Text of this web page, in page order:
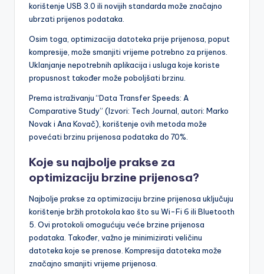
korištenje USB 3.0 ili novijih standarda može značajno
ubrzati prijenos podataka.
Osim toga, optimizacija datoteka prije prijenosa, poput
kompresije, može smanjiti vrijeme potrebno za prijenos.
Uklanjanje nepotrebnih aplikacija i usluga koje koriste
propusnost također može poboljšati brzinu.
Prema istraživanju “Data Transfer Speeds: A
Comparative Study” (Izvori: Tech Journal, autori: Marko
Novak i Ana Kovač), korištenje ovih metoda može
povećati brzinu prijenosa podataka do 70%.
Koje su najbolje prakse za
optimizaciju brzine prijenosa?
Najbolje prakse za optimizaciju brzine prijenosa uključuju
korištenje bržih protokola kao što su Wi-Fi 6 ili Bluetooth
5. Ovi protokoli omogućuju veće brzine prijenosa
podataka. Također, važno je minimizirati veličinu
datoteka koje se prenose. Kompresija datoteka može
značajno smanjiti vrijeme prijenosa.